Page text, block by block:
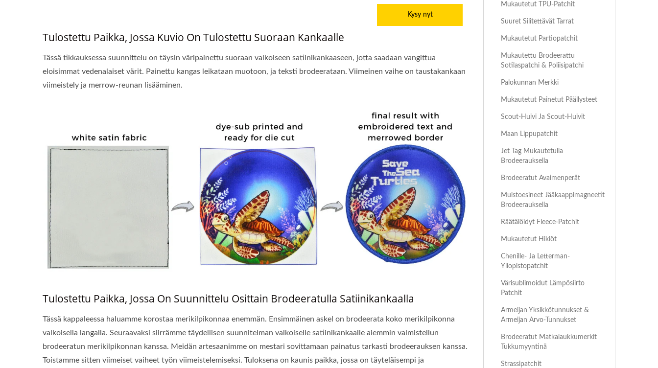
Kysy nyt
Tulostettu Paikka, Jossa Kuvio On Tulostettu Suoraan Kankaalle
Tässä tikkauksessa suunnittelu on täysin väripainettu suoraan valkoiseen satiinikankaaseen, jotta saadaan vangittua
eloisimmat vedenalaiset värit. Painettu kangas leikataan muotoon, ja teksti brodeerataan. Viimeinen vaihe on taustakankaan
viimeistely ja merrow-reunan lisääminen.
Tulostettu Paikka, Jossa On Suunnittelu Osittain Brodeeratulla Satiinikankaalla
Tässä kappaleessa haluamme korostaa merikilpikonnaa enemmän. Ensimmäinen askel on brodeerata koko merikilpikonna
valkoisella langalla. Seuraavaksi siirrämme täydellisen suunnitelman valkoiselle satiinikankaalle aiemmin valmistellun
brodeeratun merikilpikonnan kanssa. Meidän artesaanimme on mestari sovittamaan painatus tarkasti brodeerauksen kanssa.
Toistamme sitten viimeiset vaiheet työn viimeistelemiseksi. Tuloksena on kaunis paikka, jossa on täyteläisempi ja
Mukautetut TPU-Patchit
Suuret Silitettävät Tarrat
Mukautetut Partiopatchit
Mukautettu Brodeerattu
Sotilaspatchi & Poliisipatchi
Palokunnan Merkki
Mukautetut Painetut Päällysteet
Scout-Huivi Ja Scout-Huivit
Maan Lippupatchit
Jet Tag Mukautetulla
Brodeerauksella
Brodeeratut Avaimenperät
Muistoesineet Jääkaappimagneetit
Brodeerauksella
Räätälöidyt Fleece-Patchit
Mukautetut Hikiöt
Chenille- Ja Letterman-
Yliopistopatchit
Värisublimoidut Lämpösiirto
Patchit
Armeijan Yksikkötunnukset &
Armeijan Arvo-Tunnukset
Brodeeratut Matkalaukkumerkit
Tukkumyyntinä
Strassipatchit